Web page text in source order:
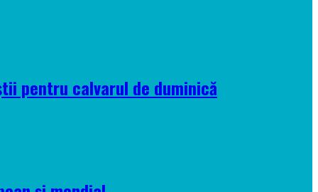
pentru calvarul de duminică